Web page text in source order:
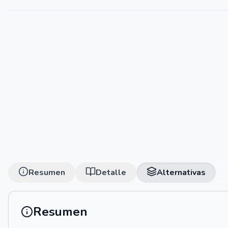
Resumen Detalle Alternativas
Resumen